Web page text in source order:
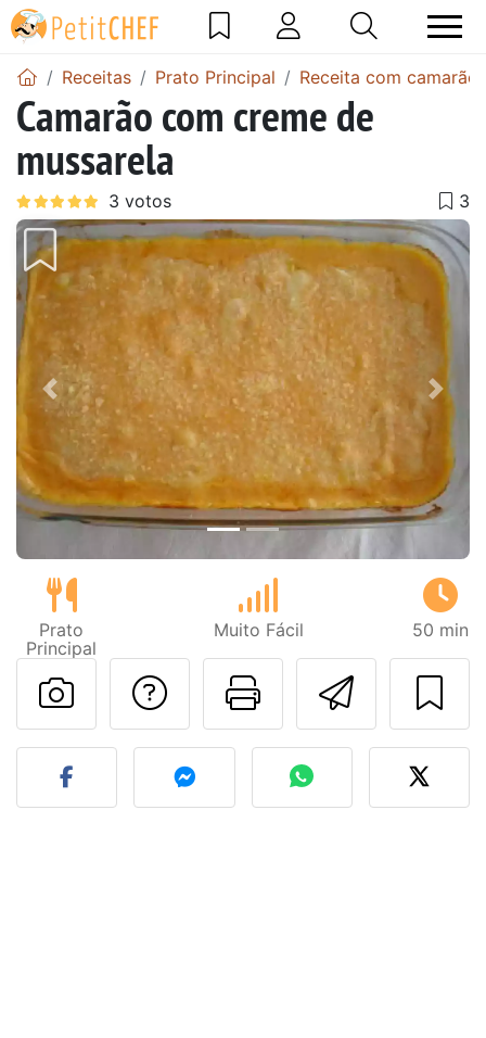
Receitas Prato Principal Receita com camarão
Camarão com creme de
mussarela
Anterior Next
Prato
Principal
Muito Fácil 50 min
Imprima
Falar com o autor
Fez esta receita?